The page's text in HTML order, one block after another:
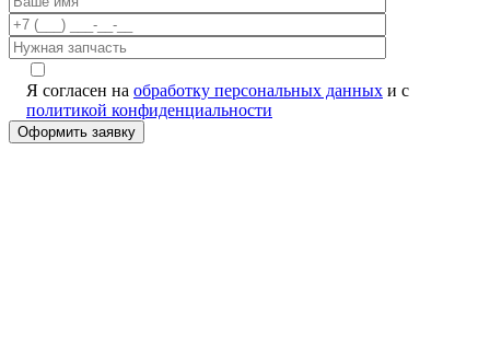
Я согласен на обработку персональных данных и с
политикой конфиденциальности